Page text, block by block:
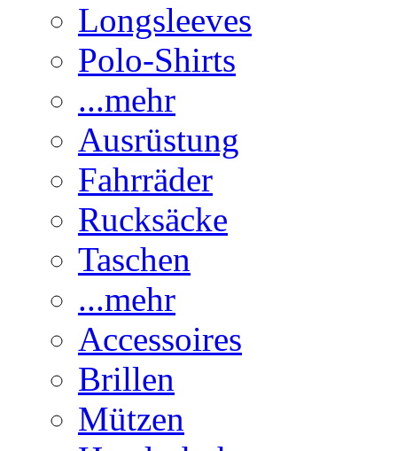
Longsleeves
Polo-Shirts
...mehr
Ausrüstung
Fahrräder
Rucksäcke
Taschen
...mehr
Accessoires
Brillen
Mützen